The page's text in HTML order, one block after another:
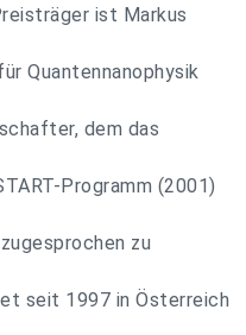
ist Markus
Quantennanophysik
dem das
Programm (2001)
zu
seit 1997 in Österreich